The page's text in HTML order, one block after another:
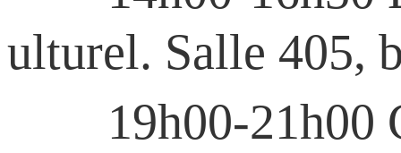
ulturel. Salle 405,
19h00-21h00